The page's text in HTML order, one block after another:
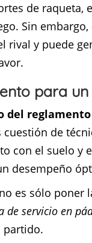
de
Sin
rival y puede
para
del
cuestión de
con el suelo y
desempeño
es sólo
de servicio en
partido.